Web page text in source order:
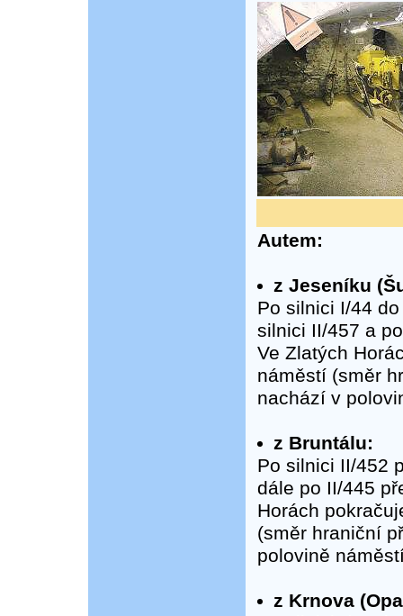
Autem:
z Jeseníku
Po silnici I/44
silnici II/457 a
Ve Zlatých
náměstí (směr
nachází v
z Bruntálu:
Po silnici II/452
dále po II/445
Horách
(směr hraniční
polovině
z Krnova